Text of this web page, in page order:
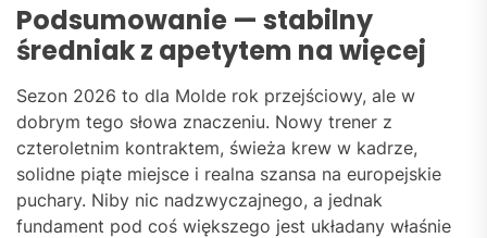
Podsumowanie — stabilny
średniak z apetytem na więcej
Sezon 2026 to dla Molde rok przejściowy, ale w
dobrym tego słowa znaczeniu. Nowy trener z
czteroletnim kontraktem, świeża krew w kadrze,
solidne piąte miejsce i realna szansa na europejskie
puchary. Niby nic nadzwyczajnego, a jednak
fundament pod coś większego jest układany właśnie